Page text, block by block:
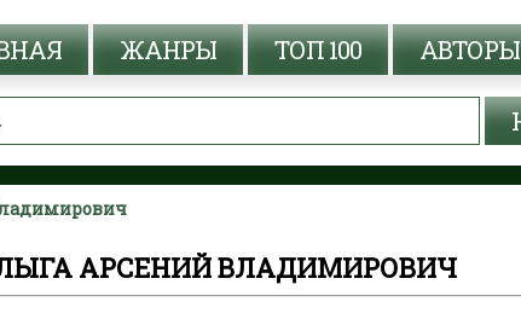
ЖАНРЫ ТОП 100 АВТОРЫ
АРСЕНИЙ ВЛАДИМИРОВИЧ